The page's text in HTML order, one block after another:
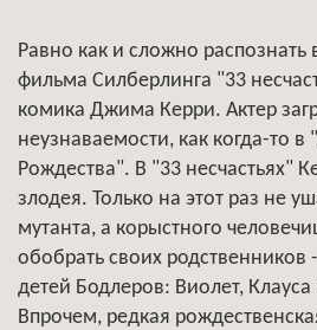
Равно как и сложно распознать
фильма Силберлинга "33
комика Джима Керри. Актер
неузнаваемости, как когда-то в
Рождества". В "33 несчастьях"
злодея. Только на этот раз не
мутанта, а корыстного
обобрать своих
детей Бодлеров: Виолет,
Впрочем, редкая